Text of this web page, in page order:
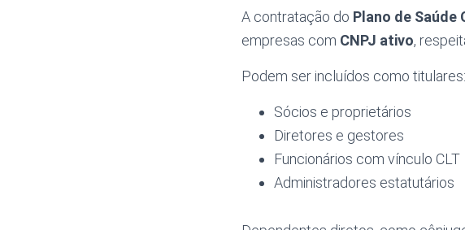
A contratação do Plano de
empresas com CNPJ ativo,
Podem ser incluídos como titulares:
Sócios e proprietários
Diretores e gestores
Funcionários com vínculo CLT
Administradores estatutários